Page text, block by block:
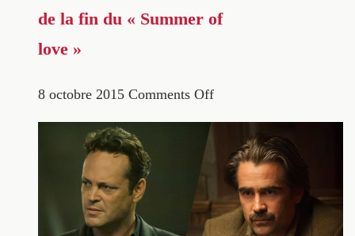
de la fin du « Summer of
love »
8 octobre 2015 Comments Off